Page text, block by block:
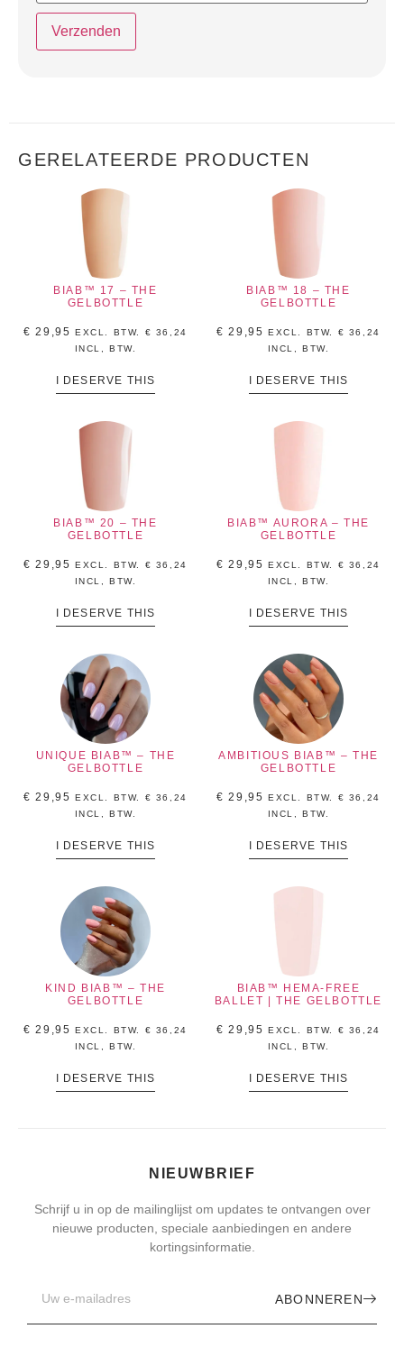
GERELATEERDE PRODUCTEN
BIAB™ 17 – THE
GELBOTTLE
€ 29,95 EXCL. BTW. € 36,24
INCL, BTW.
I DESERVE THIS
BIAB™ 18 – THE
GELBOTTLE
€ 29,95 EXCL. BTW. € 36,24
INCL, BTW.
I DESERVE THIS
BIAB™ 20 – THE
GELBOTTLE
€ 29,95 EXCL. BTW. € 36,24
INCL, BTW.
I DESERVE THIS
BIAB™ AURORA – THE
GELBOTTLE
€ 29,95 EXCL. BTW. € 36,24
INCL, BTW.
I DESERVE THIS
UNIQUE BIAB™ – THE
GELBOTTLE
€ 29,95 EXCL. BTW. € 36,24
INCL, BTW.
I DESERVE THIS
AMBITIOUS BIAB™ – THE
GELBOTTLE
€ 29,95 EXCL. BTW. € 36,24
INCL, BTW.
I DESERVE THIS
KIND BIAB™ – THE
GELBOTTLE
€ 29,95 EXCL. BTW. € 36,24
INCL, BTW.
I DESERVE THIS
BIAB™ HEMA-FREE
BALLET | THE GELBOTTLE
€ 29,95 EXCL. BTW. € 36,24
INCL, BTW.
I DESERVE THIS
NIEUWBRIEF
Schrijf u in op de mailinglijst om updates te ontvangen over
nieuwe producten, speciale aanbiedingen en andere
kortingsinformatie.
ABONNEREN